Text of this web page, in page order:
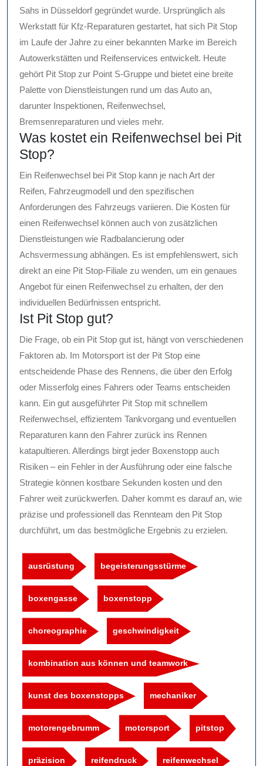
Sahs in Düsseldorf gegründet wurde. Ursprünglich als
Werkstatt für Kfz-Reparaturen gestartet, hat sich Pit Stop
im Laufe der Jahre zu einer bekannten Marke im Bereich
Autowerkstätten und Reifenservices entwickelt. Heute
gehört Pit Stop zur Point S-Gruppe und bietet eine breite
Palette von Dienstleistungen rund um das Auto an,
darunter Inspektionen, Reifenwechsel,
Bremsenreparaturen und vieles mehr.
Was kostet ein Reifenwechsel bei Pit
Stop?
Ein Reifenwechsel bei Pit Stop kann je nach Art der
Reifen, Fahrzeugmodell und den spezifischen
Anforderungen des Fahrzeugs variieren. Die Kosten für
einen Reifenwechsel können auch von zusätzlichen
Dienstleistungen wie Radbalancierung oder
Achsvermessung abhängen. Es ist empfehlenswert, sich
direkt an eine Pit Stop-Filiale zu wenden, um ein genaues
Angebot für einen Reifenwechsel zu erhalten, der den
individuellen Bedürfnissen entspricht.
Ist Pit Stop gut?
Die Frage, ob ein Pit Stop gut ist, hängt von verschiedenen
Faktoren ab. Im Motorsport ist der Pit Stop eine
entscheidende Phase des Rennens, die über den Erfolg
oder Misserfolg eines Fahrers oder Teams entscheiden
kann. Ein gut ausgeführter Pit Stop mit schnellem
Reifenwechsel, effizientem Tankvorgang und eventuellen
Reparaturen kann den Fahrer zurück ins Rennen
katapultieren. Allerdings birgt jeder Boxenstopp auch
Risiken – ein Fehler in der Ausführung oder eine falsche
Strategie können kostbare Sekunden kosten und den
Fahrer weit zurückwerfen. Daher kommt es darauf an, wie
präzise und professionell das Rennteam den Pit Stop
durchführt, um das bestmögliche Ergebnis zu erzielen.
ausrüstung begeisterungsstürme
boxengasse boxenstopp
choreographie geschwindigkeit
kombination aus können und teamwork
kunst des boxenstopps mechaniker
motorengebrumm motorsport pitstop
präzision reifendruck reifenwechsel